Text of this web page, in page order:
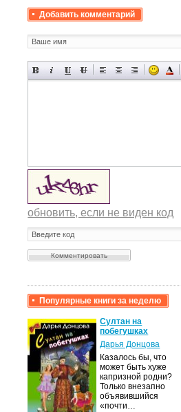
Добавить комментарий
обновить, если не виден код
Популярные книги за неделю
Султан на
побегушках
Дарья Донцова
Казалось бы, что
может быть хуже
капризной родни?
Только внезапно
объявившийся
«почти…